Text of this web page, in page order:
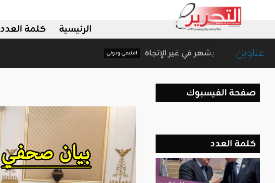
كلمة العدد الرئيسية
عناوين
الغضب بوصلة … لا سلاحا يشهر في غير الإتجاه
صفحة الفيسبوك
كلمة العدد